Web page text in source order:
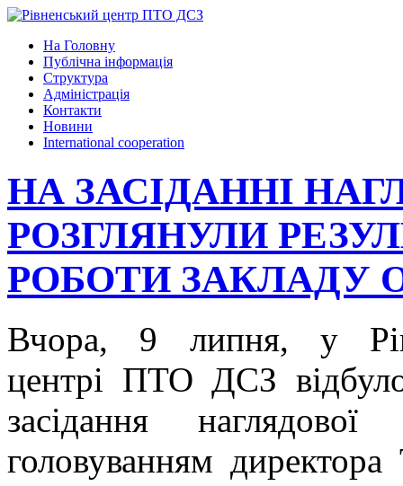
На Головну
Публічна інформація
Структура
Адміністрація
Контакти
Новини
International cooperation
НА ЗАСІДАННІ
РОЗГЛЯНУЛИ
РОБОТИ ЗАКЛАДУ
Вчора, 9 липня, у
центрі ПТО ДСЗ
засідання
головуванням